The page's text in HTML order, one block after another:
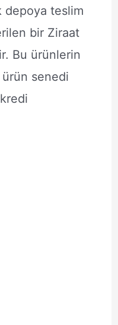
depoya teslim
bir Ziraat
Bu ürünlerin
ürün senedi